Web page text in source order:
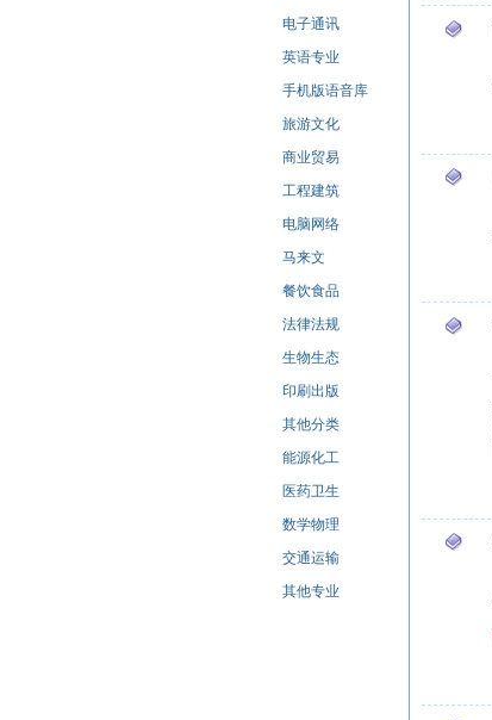
电子通讯
英语专业
手机版语音库
旅游文化
商业贸易
工程建筑
电脑网络
马来文
餐饮食品
法律法规
生物生态
印刷出版
其他分类
能源化工
医药卫生
数学物理
交通运输
其他专业